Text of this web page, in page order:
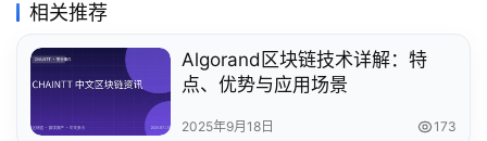
相关推荐
Algorand区块链技术详解：特
点、优势与应用场景
2025年9月18日 173